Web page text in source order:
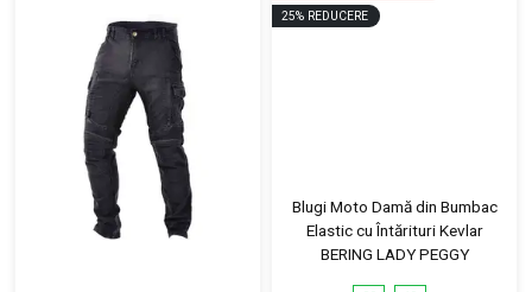
25% REDUCERE
Blugi Moto Damă din Bumbac
Elastic cu Întărituri Kevlar
BERING LADY PEGGY